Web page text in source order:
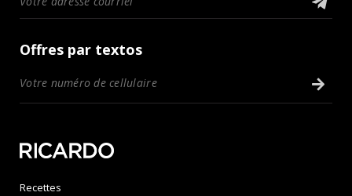
Offres par textos
Recettes